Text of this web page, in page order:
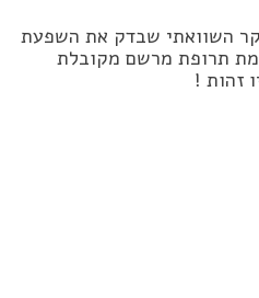
השוואתי שבדק את השפעת
תרופת מרשם מקובלת
זהות !